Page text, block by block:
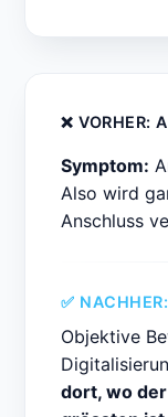
❌ VORHER:
Symptom:
Also wird
Anschluss
✅
Objektive
dort, wo